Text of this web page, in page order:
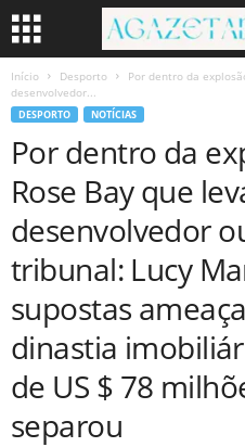
Início Desporto
Por dentro da
desenvolvedor...
DESPORTO NOTÍCIAS
Por dentro da
Rose Bay que
desenvolvedor
tribunal: Lucy
supostas
dinastia
de US $ 78
separou